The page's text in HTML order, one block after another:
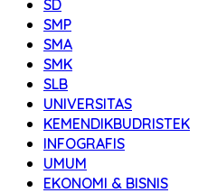
SD
SMP
SMA
SMK
SLB
UNIVERSITAS
KEMENDIKBUDRISTEK
INFOGRAFIS
UMUM
EKONOMI & BISNIS